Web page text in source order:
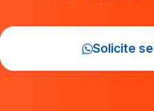
Solicite